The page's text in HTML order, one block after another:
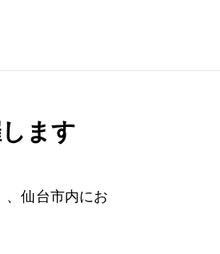
ます
仙台市内にお